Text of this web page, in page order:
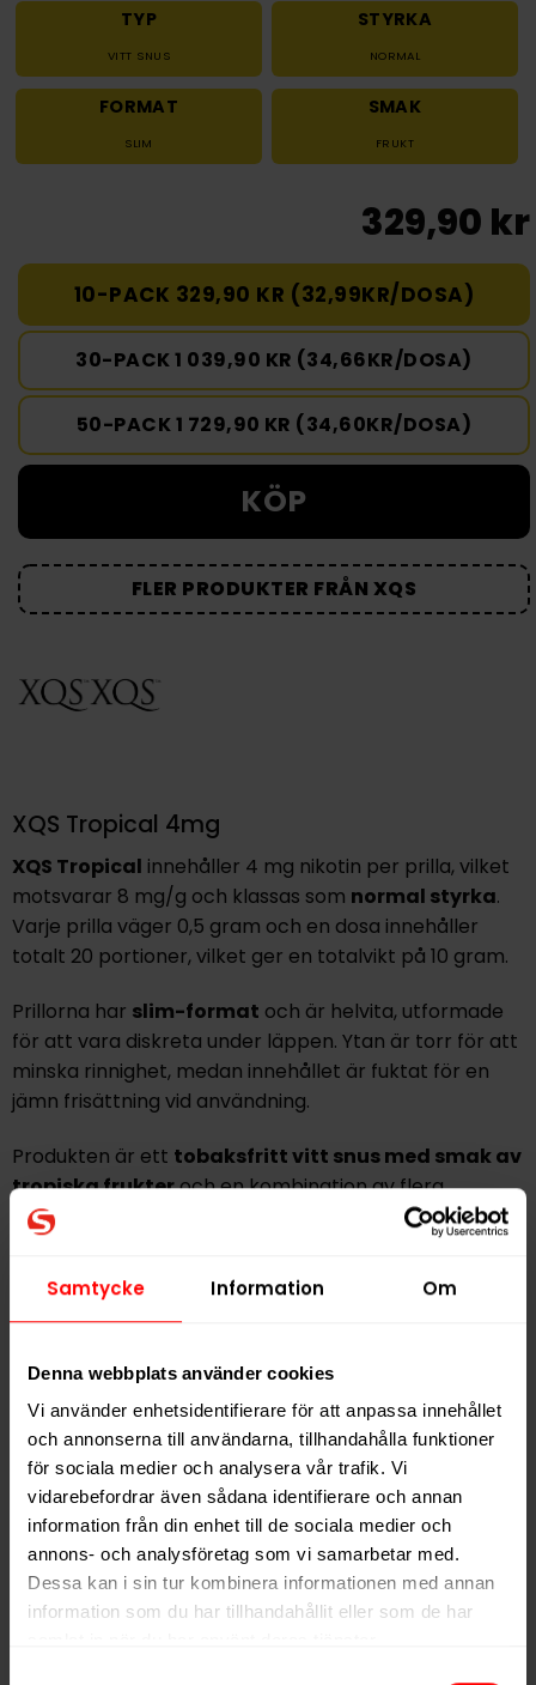
Samtycke Information Om
Denna webbplats använder cookies
Vi använder enhetsidentifierare för att anpassa innehållet
och annonserna till användarna, tillhandahålla funktioner
för sociala medier och analysera vår trafik. Vi
vidarebefordrar även sådana identifierare och annan
information från din enhet till de sociala medier och
annons- och analysföretag som vi samarbetar med.
Dessa kan i sin tur kombinera informationen med annan
information som du har tillhandahållit eller som de har
TYP
VITT SNUS
STYRKA
NORMAL
FORMAT
SLIM
SMAK
FRUKT
329,90 kr
10-PACK 329,90 KR (32,99KR/DOSA)
30-PACK 1 039,90 KR (34,66KR/DOSA)
50-PACK 1 729,90 KR (34,60KR/DOSA)
KÖP
FLER PRODUKTER FRÅN XQS
XQS Tropical 4mg
XQS Tropical innehåller 4 mg nikotin per prilla, vilket
motsvarar 8 mg/g och klassas som normal styrka.
Varje prilla väger 0,5 gram och en dosa innehåller
totalt 20 portioner, vilket ger en totalvikt på 10 gram.
Prillorna har slim-format och är helvita, utformade
för att vara diskreta under läppen. Ytan är torr för att
minska rinnighet, medan innehållet är fuktat för en
jämn frisättning vid användning.
Produkten är ett tobaksfritt vitt snus med smak av
tropiska frukteroch en kombination av flera
frukttoner.
Hitta alla produkter frånXQS
PRODUKTINFORMATION
Typ
Vitt Snus
Smak
Frukt
Format
Slim
Styrka
Normal
Nikotin per gram
8,0 mg/g